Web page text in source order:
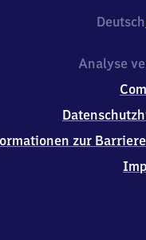
Deutsch
Analyse
zur